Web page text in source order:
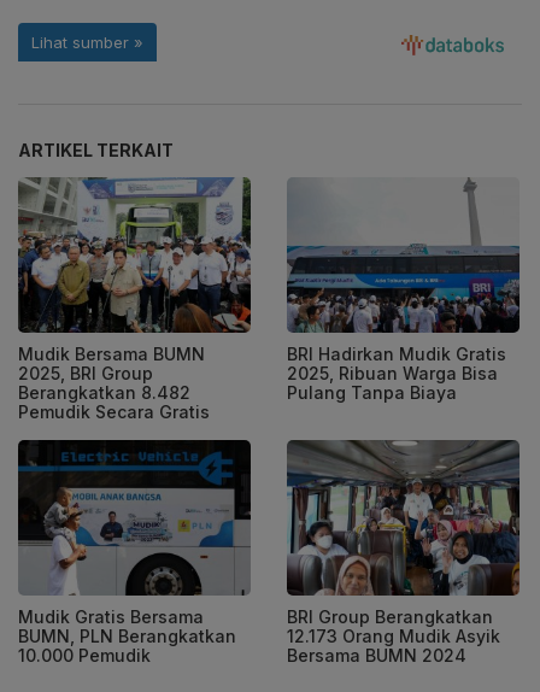
ARTIKEL TERKAIT
Mudik Bersama BUMN
2025, BRI Group
Berangkatkan 8.482
Pemudik Secara Gratis
BRI Hadirkan Mudik Gratis
2025, Ribuan Warga Bisa
Pulang Tanpa Biaya
Mudik Gratis Bersama
BUMN, PLN Berangkatkan
10.000 Pemudik
BRI Group Berangkatkan
12.173 Orang Mudik Asyik
Bersama BUMN 2024